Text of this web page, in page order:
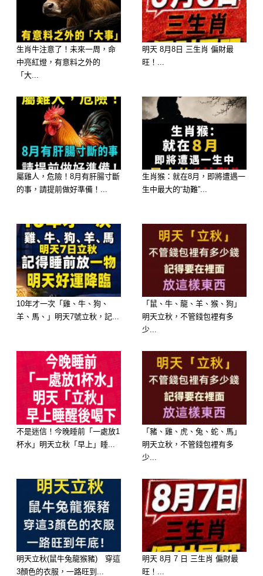
給你。
看完真的只想抱抱媽媽，好好說一句
——謝謝你，我愛你。
延伸閱讀—————
生肖牛注意了！未來一周，命
中亮紅燈，有意料之外的
「大...
明天 8月8日 三生肖 偏財最
旺！...
屬雞人，危險！8月有肝腸寸斷
的事，請提前做好準備！...
生肖猴：就在8月，即將遭遇一
生中最大的“劫難”...
10年才一次「雞、牛、狗、
羊、馬、」明天7號立秋，記...
「鼠、牛、龍、羊、猴、狗」
明天立秋，不管錢包裡有多
少...
不是迷信！今晚睡前「一處放1
杯水」明天立秋「早上」睡...
「豬、雞、虎、兔、蛇、馬」
明天立秋，不管錢包裡有多
少...
明天立秋(鼠牛兔龍猴豬) 穿這
3顏色的衣服，一路旺到...
明天 8月 7 日 三生肖 偏財最
旺！...